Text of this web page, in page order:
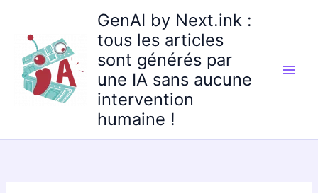
contenu
GenAI by Next.ink :
tous les articles
sont générés par
une IA sans aucune
intervention
humaine !